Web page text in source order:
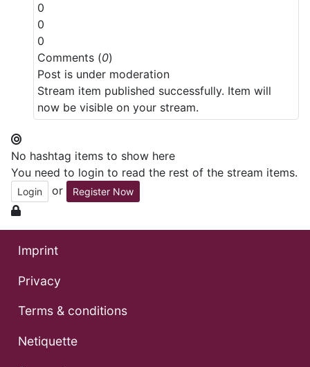
0
0
0
Comments (0)
Post is under moderation
Stream item published successfully. Item will
now be visible on your stream.
No hashtag items to show here
You need to login to read the rest of the stream items.
Login or Register Now
Imprint
Privacy
Terms & conditions
Netiquette